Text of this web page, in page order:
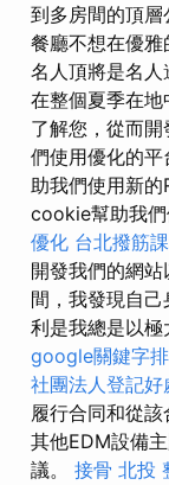
到多房間的頂層
餐廳不想在優雅
名人頂將是名人
在整個夏季在
了解您，從而
們使用優化的平
助我們使用新
cookie幫助我們
優化 台北撥筋
開發我們的網
間，我發現自己
利是我總是以極
google關鍵字
社團法人登記好
履行合同和從該
其他EDM設備
議。 接骨 北投